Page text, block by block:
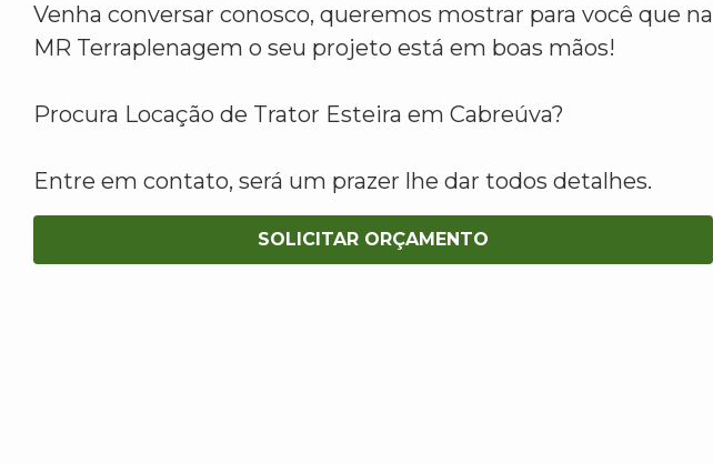
Venha conversar conosco, queremos mostrar para você que na
MR Terraplenagem o seu projeto está em boas mãos!
Procura Locação de Trator Esteira em Cabreúva?
Entre em contato, será um prazer lhe dar todos detalhes.
SOLICITAR ORÇAMENTO